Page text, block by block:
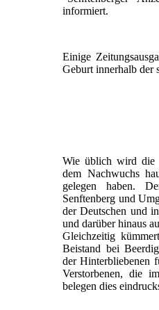
informiert.
Einige
Geburt innerhalb der
Wie üblich wird die
dem Nachwuchs
gelegen haben.
Senftenberg und
der Deutschen und
und darüber hinaus
Gleichzeitig
Beistand bei
der Hinterbliebenen
Verstorbenen, die
belegen dies